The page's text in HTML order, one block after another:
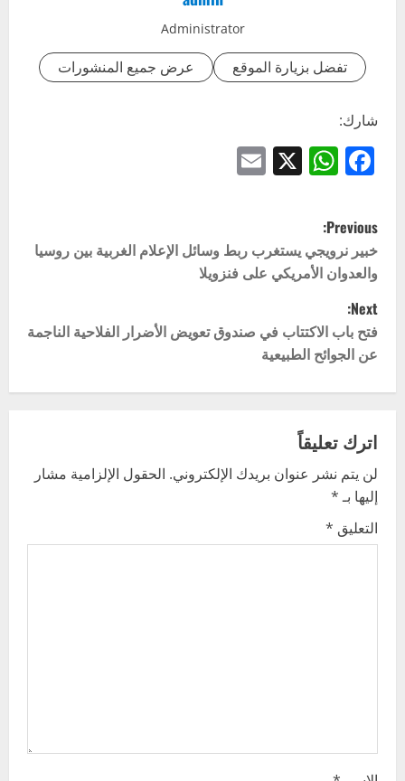
Administrator
تفضل بزيارة الموقع عرض جميع المنشورات
شارك:
Facebook
WhatsApp
X
P
o
s
t
n
v
i
g
Previous:
خبير نرويجي يستغرب ربط وسائل الإعلام الغربية بين روسيا
والعدوان الأمريكي على فنزويلا
Next:
فتح باب الاكتتاب في صندوق تعويض الأضرار الفلاحية الناجمة
عن الجوائح الطبيعية
اترك تعليقاً
لن يتم نشر عنوان بريدك الإلكتروني. الحقول الإلزامية مشار
إليها بـ*
التعليق *